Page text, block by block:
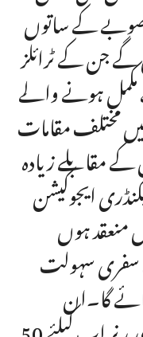
صوبے کے ساتوں
جن کے ٹرائلز
مکمل ہونے والے
مختلف مقامات
مقابلے زیادہ
ایجوکیشن
منعقد ہوں
سفری سہولت
گا۔ان